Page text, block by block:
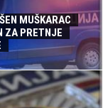
MUŠKARAC
ZA PRETNJE